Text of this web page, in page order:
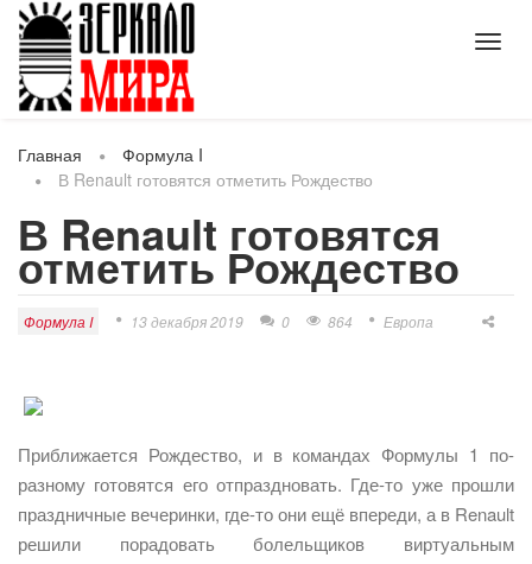
Главная
Формула I
В Renault готовятся отметить Рождество
В Renault готовятся
отметить Рождество
Формула I 13 декабря 2019 0 864 Европа
Приближается Рождество, и в командах Формулы 1 по-
разному готовятся его отпраздновать. Где-то уже прошли
праздничные вечеринки, где-то они ещё впереди, а в Renault
решили порадовать болельщиков виртуальным